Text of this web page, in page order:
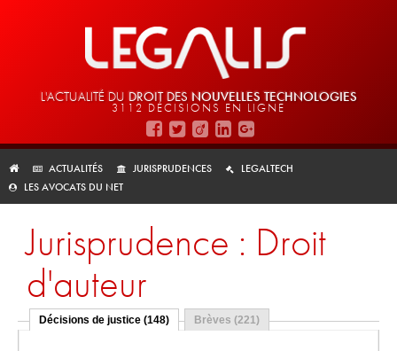
L'ACTUALITÉ DU DROIT DES NOUVELLES TECHNOLOGIES
3112 DÉCISIONS EN LIGNE
ACTUALITÉS JURISPRUDENCES
LEGALTECH
LES AVOCATS DU NET
Jurisprudence : Droit
d'auteur
Décisions de justice (148) Brèves (221)